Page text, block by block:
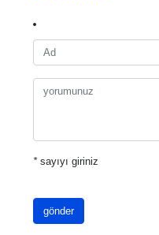
*sayıyı giriniz
gönder